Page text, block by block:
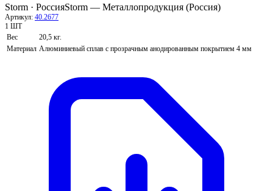
Storm · РоссияStorm — Металлопродукция (Россия)
Артикул: 40.2677
1 ШТ
Вес
20,5 кг.
Материал Алюминиевый сплав с прозрачным анодированным покрытием 4 мм